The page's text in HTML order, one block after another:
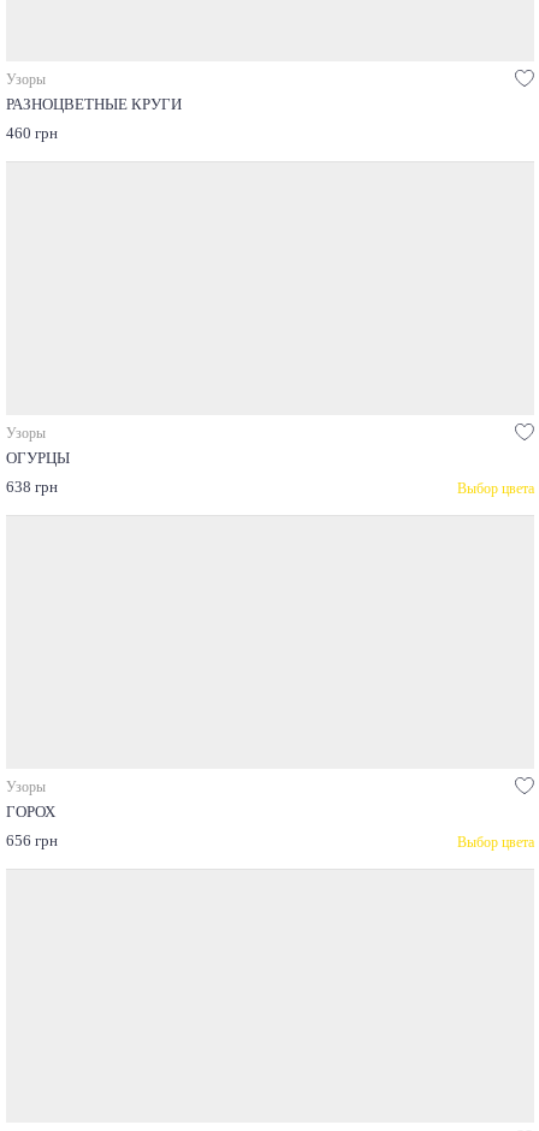
Узоры
РАЗНОЦВЕТНЫЕ КРУГИ
460 грн
Узоры
ОГУРЦЫ
638 грн
Выбор цвета
Узоры
ГОРОХ
656 грн
Выбор цвета